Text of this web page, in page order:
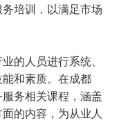
培训，以满足市场
的人员进行系统、
和素质。在成都
务相关课程，涵盖
的内容，为从业人